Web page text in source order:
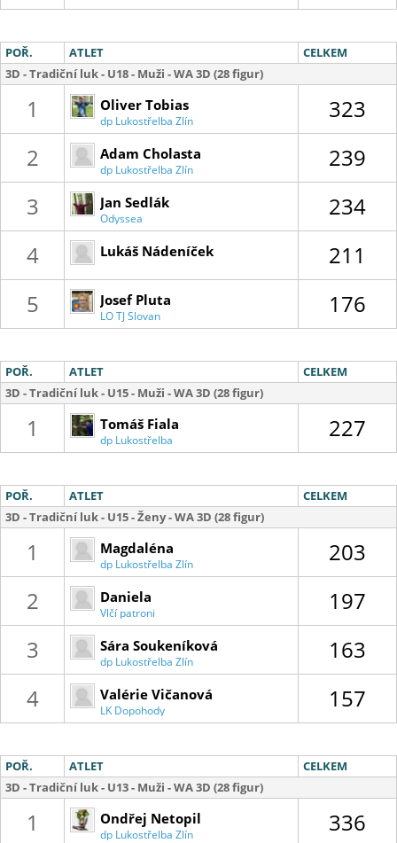
POŘ. ATLET
CELKEM
3D - Tradiční luk - U18 - Muži - WA 3D (28 figur)
1
Oliver Tobias
Slováček
dp Lukostřelba Zlín
323
2
Adam Cholasta
dp Lukostřelba Zlín
239
3
Jan Sedlák
Odyssea
Tišnov
234
4
Lukáš Nádeníček
211
5
Josef Pluta
LO TJ Slovan
Havířov
176
POŘ. ATLET
CELKEM
3D - Tradiční luk - U15 - Muži - WA 3D (28 figur)
1 Tomáš Fiala
dp Lukostřelba
Zlín
227
POŘ. ATLET
CELKEM
3D - Tradiční luk - U15 - Ženy - WA 3D (28 figur)
1
Magdaléna
Kubáčová
dp Lukostřelba Zlín
203
2
Daniela
Matejková
Vlčí patroni
197
3
Sára Soukeníková
dp Lukostřelba Zlín
163
4
Valérie Vičanová
LK Dopohody 157
POŘ. ATLET
CELKEM
3D - Tradiční luk - U13 - Muži - WA 3D (28 figur)
1 Ondřej Netopil
dp Lukostřelba Zlín 336